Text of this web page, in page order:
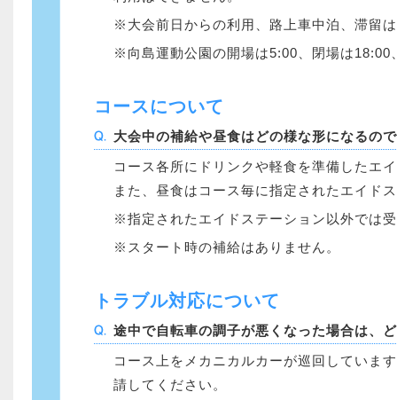
大会前日からの利用、路上車中泊、滞留
向島運動公園の開場は5:00、閉場は
コースについて
大会中の補給や昼食はどの様な形になるの
コース各所にドリンクや軽食を準備したエ
また、昼食はコース毎に指定されたエイド
指定されたエイドステーション以外では
スタート時の補給はありません。
トラブル対応について
途中で自転車の調子が悪くなった場合は、
コース上をメカニカルカーが巡回していま
請してください。